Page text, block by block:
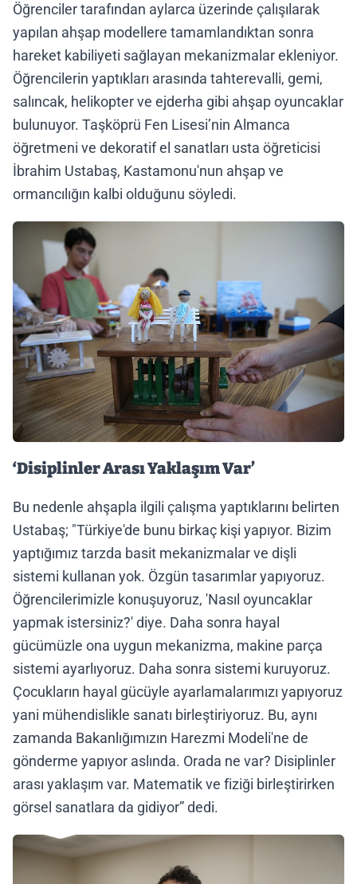
Öğrenciler tarafından aylarca üzerinde çalışılarak
yapılan ahşap modellere tamamlandıktan sonra
hareket kabiliyeti sağlayan mekanizmalar ekleniyor.
Öğrencilerin yaptıkları arasında tahterevalli, gemi,
salıncak, helikopter ve ejderha gibi ahşap oyuncaklar
bulunuyor. Taşköprü Fen Lisesi’nin Almanca
öğretmeni ve dekoratif el sanatları usta öğreticisi
İbrahim Ustabaş, Kastamonu'nun ahşap ve
ormancılığın kalbi olduğunu söyledi.
‘Disiplinler Arası Yaklaşım Var’
Bu nedenle ahşapla ilgili çalışma yaptıklarını belirten
Ustabaş; "Türkiye'de bunu birkaç kişi yapıyor. Bizim
yaptığımız tarzda basit mekanizmalar ve dişli
sistemi kullanan yok. Özgün tasarımlar yapıyoruz.
Öğrencilerimizle konuşuyoruz, 'Nasıl oyuncaklar
yapmak istersiniz?' diye. Daha sonra hayal
gücümüzle ona uygun mekanizma, makine parça
sistemi ayarlıyoruz. Daha sonra sistemi kuruyoruz.
Çocukların hayal gücüyle ayarlamalarımızı yapıyoruz
yani mühendislikle sanatı birleştiriyoruz. Bu, aynı
zamanda Bakanlığımızın Harezmi Modeli'ne de
gönderme yapıyor aslında. Orada ne var? Disiplinler
arası yaklaşım var. Matematik ve fiziği birleştirirken
görsel sanatlara da gidiyor” dedi.